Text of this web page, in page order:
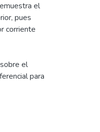
el
pues
corriente
el
para